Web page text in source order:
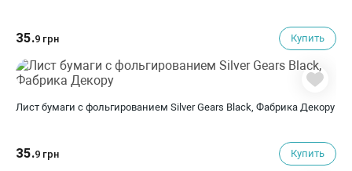
35.9 грн Купить
Лист бумаги с фольгированием Silver Gears Black, Фабрика Декору
35.9 грн Купить